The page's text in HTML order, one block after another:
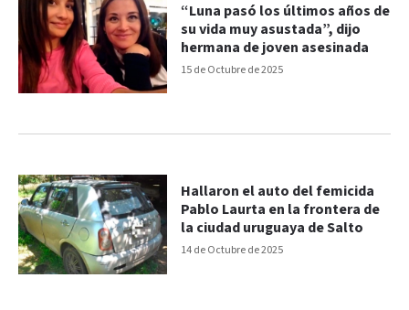
15 de Octubre de 2025
“Luna pasó los últimos años de
su vida muy asustada”, dijo
hermana de joven asesinada
14 de Octubre de 2025
Hallaron el auto del femicida
Pablo Laurta en la frontera de
la ciudad uruguaya de Salto